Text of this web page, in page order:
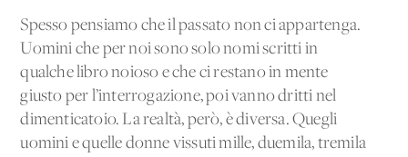
Spesso pensiamo che il passato non ci appartenga.
Uomini che per noi sono solo nomi scritti in
qualche libro noioso e che ci restano in mente
giusto per l’interrogazione, poi vanno dritti nel
dimenticatoio. La realtà, però, è diversa. Quegli
uomini e quelle donne vissuti mille, duemila, tremila